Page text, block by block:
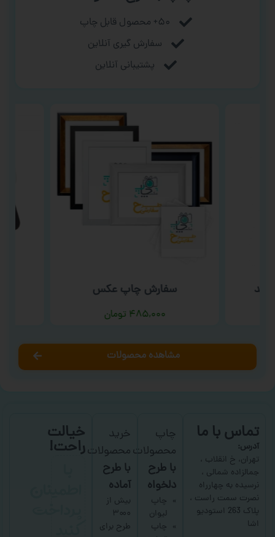
۵۰+ محصول قابل چاپ
سفارش گیری آنلاین
پشتیبانی آنلاین
سفارش چاپ عکس
۴۸۵,۰۰۰ تومان
مشاهده محصولات
تماس با ما
آدرس:
تهران، خ انقلاب ،
جمالزاده شمالی ،
نرسیده به چهارراه
نصرت سمت راست ،
پلاک 263 استودیو
اشا
چاپ
محصولات
با طرح
دلخواه
چاپ
لیوان
چاپ
خرید
محصولات
با طرح
آماده
بیش از
۳۰۰۰
طرح برای
خیالت
راحت!